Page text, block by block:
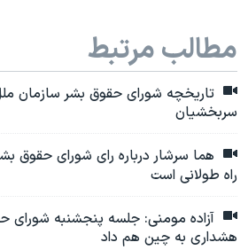
مطالب مرتبط
تاریخچه شورای حقوق بشر سازمان
سربخشیان
هما سرشار درباره رای شورای حقوق
راه‌ طولانی است
آزاده مومنی: جلسه پنجشنبه شورای
هشداری به چین هم داد